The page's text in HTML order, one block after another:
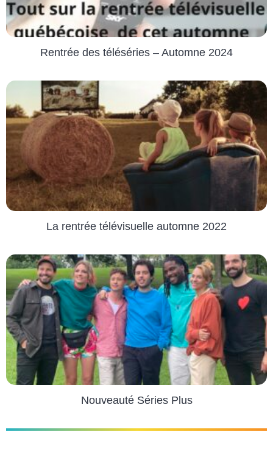
Rentrée des téléséries – Automne 2024
La rentrée télévisuelle automne 2022
Nouveauté Séries Plus